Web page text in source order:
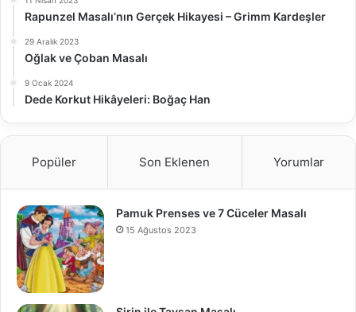
Rapunzel Masalı’nın Gerçek Hikayesi – Grimm Kardeşler
29 Aralık 2023
Oğlak ve Çoban Masalı
9 Ocak 2024
Dede Korkut Hikâyeleri: Boğaç Han
Popüler Son Eklenen Yorumlar
Pamuk Prenses ve 7 Cüceler Masalı
15 Ağustos 2023